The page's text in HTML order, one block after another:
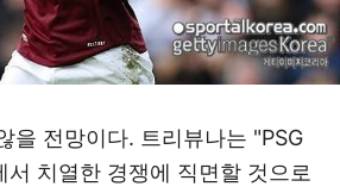
을 전망이다. 트리뷰나는 "PSG
서 치열한 경쟁에 직면할 것으로